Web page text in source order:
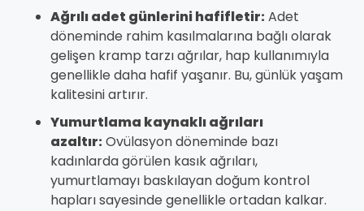
Ağrılı adet günlerini hafifletir:Adet
döneminde rahim kasılmalarına bağlı olarak
gelişen kramp tarzı ağrılar, hap kullanımıyla
genellikle daha hafif yaşanır. Bu, günlük yaşam
kalitesini artırır.
Yumurtlama kaynaklı ağrıları
azaltır:Ovülasyon döneminde bazı
kadınlarda görülen kasık ağrıları,
yumurtlamayı baskılayan doğum kontrol
hapları sayesinde genellikle ortadan kalkar.